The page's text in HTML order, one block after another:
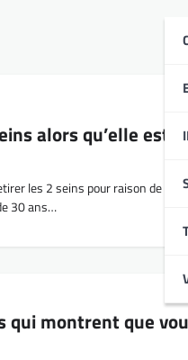
alors qu’elle est
les 2 seins pour raison de
30 ans…
qui montrent que